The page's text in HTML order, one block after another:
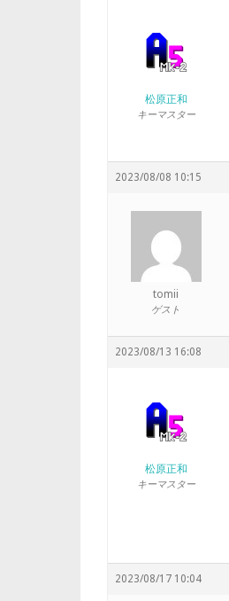
松原正和
キーマスター
2023/08/08 10:15
tomii
ゲスト
2023/08/13 16:08
松原正和
キーマスター
2023/08/17 10:04